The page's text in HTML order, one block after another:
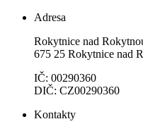
Adresa
Rokytnice nad
675 25 Rokytnice nad
IČ: 00290360
DIČ: CZ00290360
Kontakty